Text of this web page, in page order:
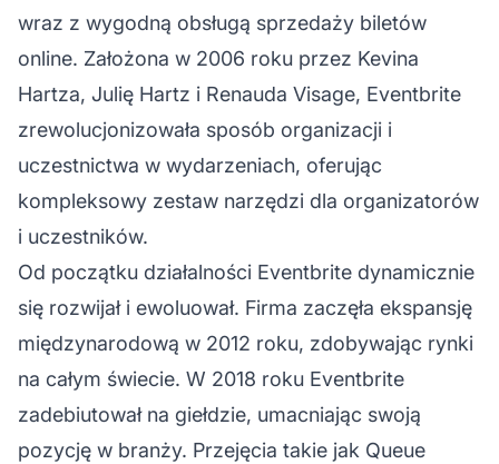
wraz z wygodną obsługą sprzedaży biletów
online. Założona w 2006 roku przez Kevina
Hartza, Julię Hartz i Renauda Visage, Eventbrite
zrewolucjonizowała sposób organizacji i
uczestnictwa w wydarzeniach, oferując
kompleksowy zestaw narzędzi dla organizatorów
i uczestników.
Od początku działalności Eventbrite dynamicznie
się rozwijał i ewoluował. Firma zaczęła ekspansję
międzynarodową w 2012 roku, zdobywając rynki
na całym świecie. W 2018 roku Eventbrite
zadebiutował na giełdzie, umacniając swoją
pozycję w branży. Przejęcia takie jak Queue